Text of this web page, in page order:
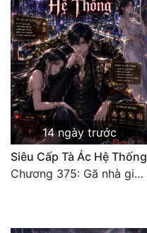
Tu Chân
Tu Tiên
Tội Phạm
Vô Địch
Võ Hiệp
Võng Du
14 ngày trước
Siêu Cấp Tà Ác Hệ Thống
Chương 375: Gã nhà giàu láo xược